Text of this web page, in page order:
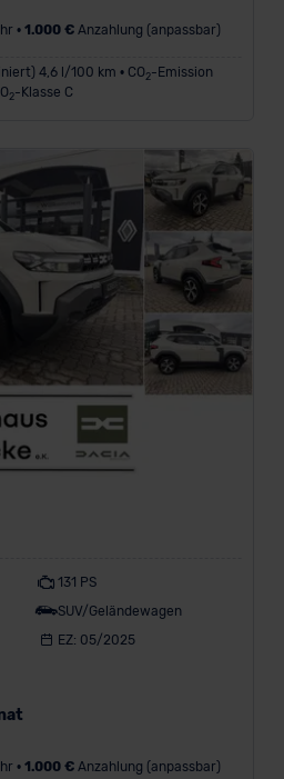
• 1.000 €Anzahlung (anpassbar)
4,6 l/100 km • CO 2-Emission
2-Klasse C
131 PS
SUV/Geländewagen
EZ: 05/2025
• 1.000 €Anzahlung (anpassbar)